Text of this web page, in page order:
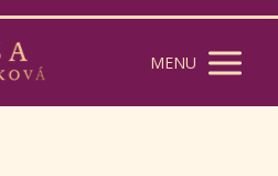
MENU